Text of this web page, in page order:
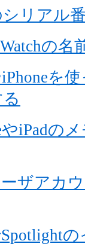
シリアル
の名
を
やiPadの
ザアカ